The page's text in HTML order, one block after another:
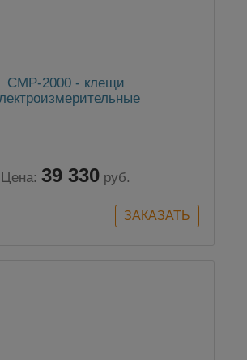
CMP-2000 - клещи
Цена: 39 330 руб.